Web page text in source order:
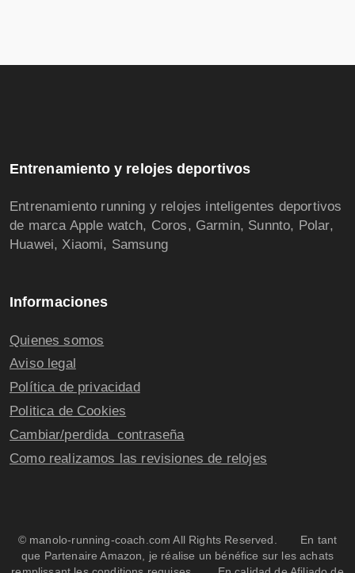
Entrenamiento y relojes deportivos
Entrenamiento running y relojes inteligentes deportivos
de marca Apple watch, Coros, Garmin, Sunnto, Polar,
Huawei, Xiaomi, Samsung
Informaciones
Quienes somos
Aviso legal
Política de privacidad
Politica de Cookies
Cambiar/perdida contraseña
Como realizamos las revisiones de relojes
© manolo-running-coach.com All Rights Reserved. En tant
que Partenaire Amazon, je réalise un bénéfice sur les achats